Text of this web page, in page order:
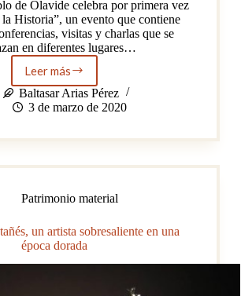
de Olavide celebra por primera vez
la Historia”, un evento que contiene
visitas y charlas que se
en diferentes lugares…
Leer más
I
Semana
de
mirada
la
religiosidad
Baltasar Arias Pérez
3 de marzo de 2020
Patrimonio material
un artista sobresaliente en una
época dorada